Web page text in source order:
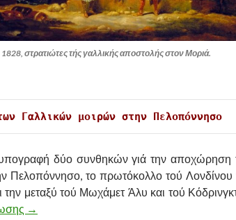
1828, στρατιώτες τής γαλλικής αποστολής στον Μοριά.
Γαλλικών μοιρών στην Πελοπόννησο
δύο συνθηκών γιά την αποχώρηση
Πελοπόννησο, το πρωτόκολλο τού Λονδίνου
την μεταξύ τού Μωχάμετ Άλυ και τού
Η ΑΦΙΞΗ ΤΩΝ ΓΑΛΛΙΚΩΝ ΜΟΙΡΩΝ
→